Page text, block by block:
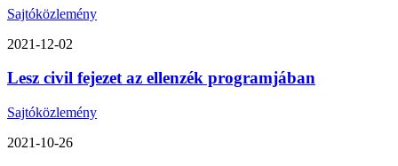
Sajtóközlemény
2021-12-02
Lesz civil fejezet az ellenzék programjában
Sajtóközlemény
2021-10-26